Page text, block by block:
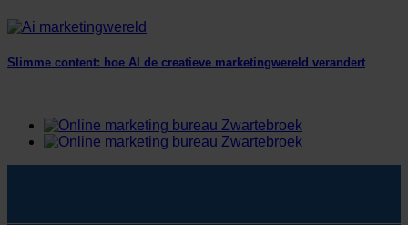
Slimme content: hoe AI de creatieve marketingwereld verandert